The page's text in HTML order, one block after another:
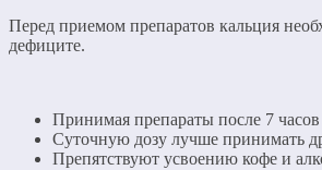
Перед приемом препаратов кальция
дефиците.
Принимая препараты после 7
Суточную дозу лучше принимать
Препятствуют усвоению кофе и